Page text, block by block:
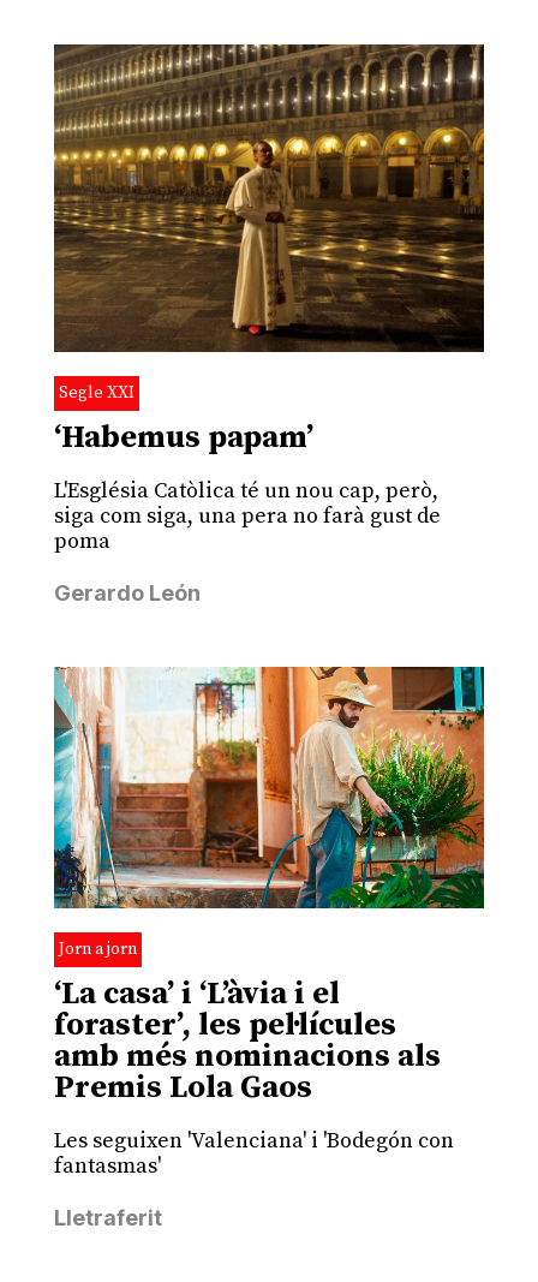
Segle XXI
‘Habemus papam’
L'Església Catòlica té un nou cap, però,
siga com siga, una pera no farà gust de
poma
Gerardo León
Jorn a jorn
‘La casa’ i ‘L’àvia i el
foraster’, les pel·lícules
amb més nominacions als
Premis Lola Gaos
Les seguixen 'Valenciana' i 'Bodegón con
fantasmas'
Lletraferit